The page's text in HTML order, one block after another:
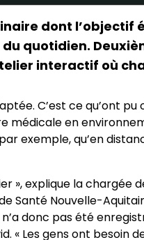
dont l’objectif
quotidien.
interactif où
C’est ce qu’ont
médicale en
qu’en
», explique la chargée
Santé Nouvelle-
donc pas été
« Les gens ont besoin